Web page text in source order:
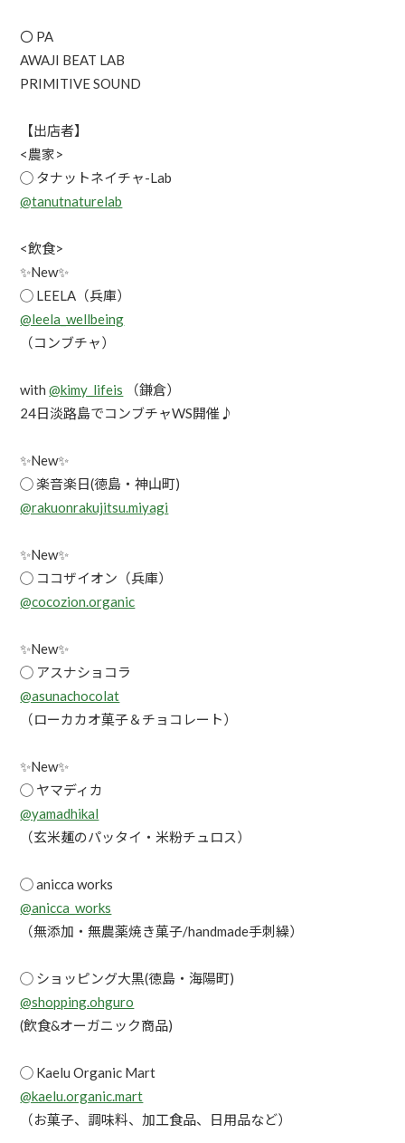
〇 PA
AWAJI BEAT LAB
PRIMITIVE SOUND
【出店者】
<農家>
◯ タナットネイチャ-Lab
@tanutnaturelab
<飲食>
✨New✨
◯ LEELA（兵庫）
@leela_wellbeing
（コンブチャ）
with@kimy_lifeis （鎌倉）
24日淡路島でコンブチャWS開催♪
✨New✨
◯ 楽音楽日(徳島・神山町)
@rakuonrakujitsu.miyagi
✨New✨
◯ ココザイオン（兵庫）
@cocozion.organic
✨New✨
◯ アスナショコラ
@asunachocolat
（ローカカオ菓子＆チョコレート）
✨New✨
◯ ヤマディカ
@yamadhikal
（玄米麺のパッタイ・米粉チュロス）
◯ anicca works
@anicca_works
（無添加・無農薬焼き菓子/handmade手刺繰）
◯ ショッピング大黒(徳島・海陽町)
@shopping.ohguro
(飲食&オーガニック商品)
◯ Kaelu Organic Mart
@kaelu.organic.mart
（お菓子、調味料、加工食品、日用品など）